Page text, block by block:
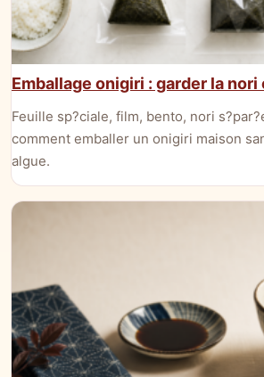
Emballage onigiri : garder la
Feuille sp?ciale, film, bento, nori
comment emballer un onigiri maison
algue.